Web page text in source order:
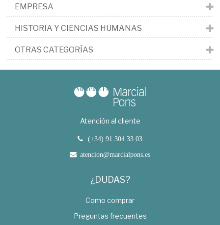
EMPRESA
HISTORIA Y CIENCIAS HUMANAS
OTRAS CATEGORÍAS
Atención al cliente
(+34) 91 304 33 03
atencion@marcialpons.es
¿DUDAS?
Como comprar
Preguntas frecuentes